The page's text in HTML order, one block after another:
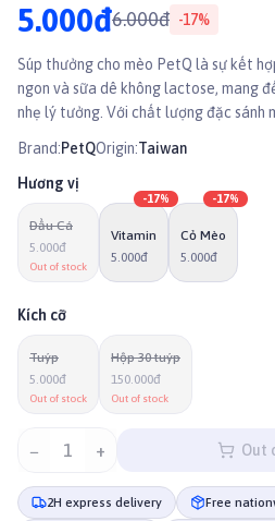
5.000đ6.000đ -17%
Súp thưởng cho mèo PetQ là sự kết
ngon và sữa dê không lactose, mang
nhẹ lý tưởng. Với chất lượng đặc sánh
Brand:PetQOrigin:Taiwan
Hương vị
Dầu Cá
5.000đ
Out of stock
Vitamin
5.000đ
-17%
Cỏ Mèo
5.000đ
-17%
Kích cỡ
Tuýp
5.000đ
Out of stock
Hộp 30 tuýp
150.000đ
Out of stock
− 1 + Out
2H express delivery Free